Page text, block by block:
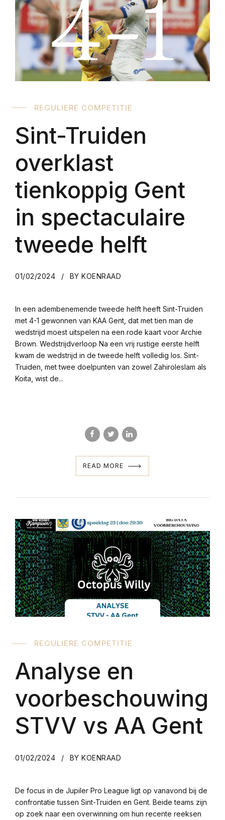
REGULIERE COMPETITIE
Sint-Truiden
overklast
tienkoppig Gent
in spectaculaire
tweede helft
01/02/2024 BY KOENRAAD
In een adembenemende tweede helft heeft Sint-Truiden
met 4-1 gewonnen van KAA Gent, dat met tien man de
wedstrijd moest uitspelen na een rode kaart voor Archie
Brown. Wedstrijdverloop Na een vrij rustige eerste helft
kwam de wedstrijd in de tweede helft volledig los. Sint-
Truiden, met twee doelpunten van zowel Zahiroleslam als
Koita, wist de...
READ MORE
REGULIERE COMPETITIE
Analyse en
voorbeschouwing
STVV vs AA Gent
01/02/2024 BY KOENRAAD
De focus in de Jupiler Pro League ligt op vanavond bij de
confrontatie tussen Sint-Truiden en Gent. Beide teams zijn
op zoek naar een overwinning om hun recente reeksen